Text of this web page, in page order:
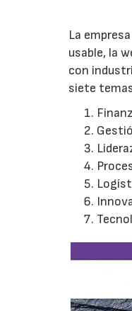
La
usable, la
con
siete